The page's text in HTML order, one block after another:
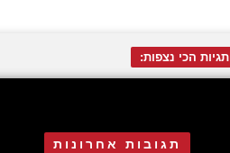
תגיות הכי נצפות:
תגובות אחרונות